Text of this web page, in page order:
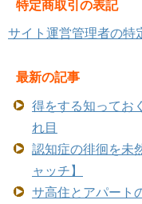
特定商取引の表記
サイト運営管理者の特
最新の記事
得をする知ってお
れ目
認知症の徘徊を未
ャッチ】
サ高住とアパート